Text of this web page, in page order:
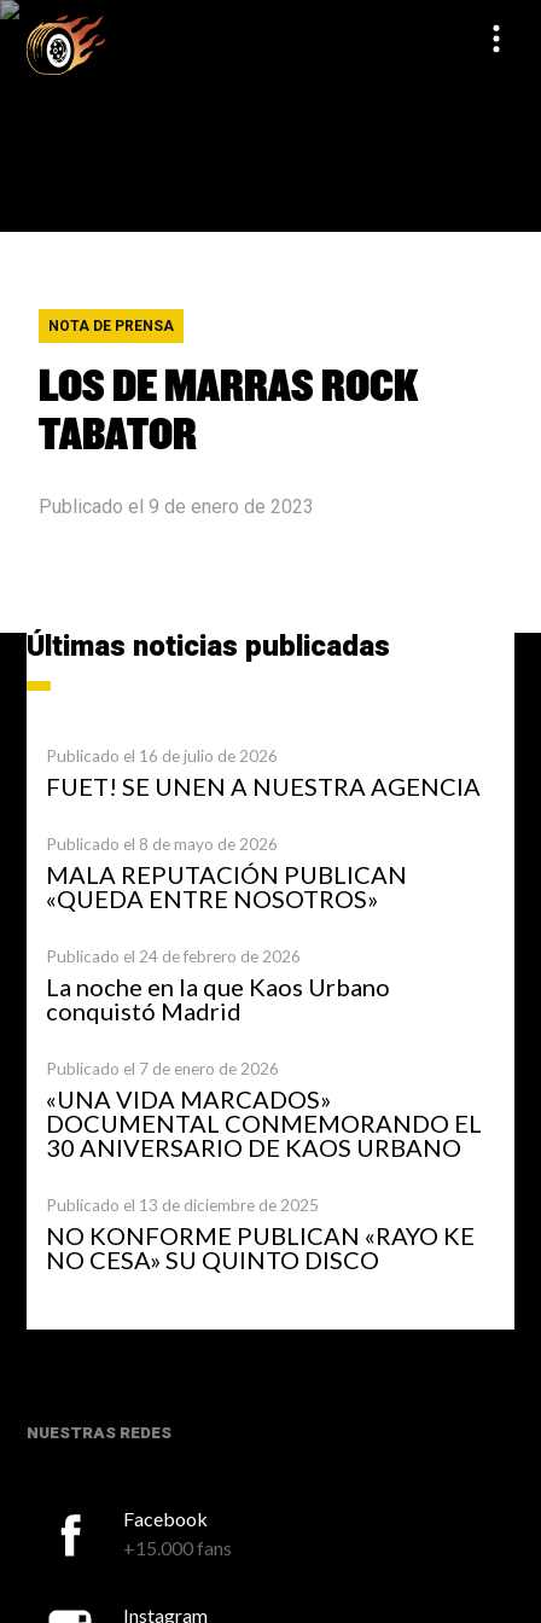
NOTA DE PRENSA
LOS DE MARRAS ROCK
TABATOR
Publicado el 9 de enero de 2023
Últimas noticias publicadas
Publicado el 16 de julio de 2026
FUET! SE UNEN A NUESTRA AGENCIA
Publicado el 8 de mayo de 2026
MALA REPUTACIÓN PUBLICAN
«QUEDA ENTRE NOSOTROS»
Publicado el 24 de febrero de 2026
La noche en la que Kaos Urbano
conquistó Madrid
Publicado el 7 de enero de 2026
«UNA VIDA MARCADOS»
DOCUMENTAL CONMEMORANDO EL
30 ANIVERSARIO DE KAOS URBANO
Publicado el 13 de diciembre de 2025
NO KONFORME PUBLICAN «RAYO KE
NO CESA» SU QUINTO DISCO
NUESTRAS REDES
Facebook
+15.000 fans
Instagram